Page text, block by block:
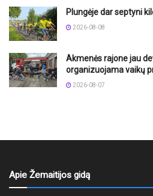
Plungėje dar septyni
2026-08-08
Akmenės rajone jau
organizuojama vaikų
2026-08-07
Apie Žemaitijos gidą